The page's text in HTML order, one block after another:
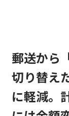
郵送から
切り替え
に軽減。